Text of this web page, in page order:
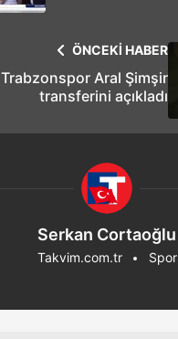
ÖNCEKİ HABER
Trabzonspor Aral Şimşir
transferini açıkladı
Serkan Cortaoğlu
Takvim.com.tr Spor